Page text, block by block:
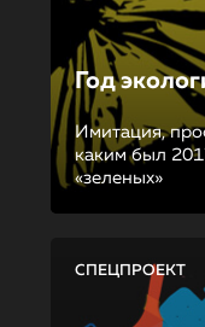
Год
Имитация,
каким был
«зеленых»
СПЕЦПРОЕКТ